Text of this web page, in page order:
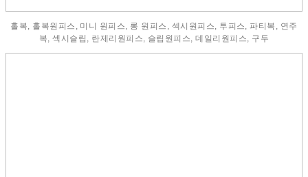
홀복, 홀복원피스, 미니 원피스, 롱 원피스, 섹시원피스, 투피스, 파티복, 연주
복, 섹시슬립, 란제리원피스, 슬립원피스, 데일리원피스, 구두